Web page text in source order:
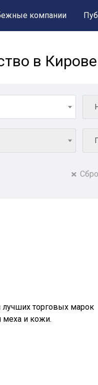
компании
в Кирове
лучших торговых марок
меха и кожи.